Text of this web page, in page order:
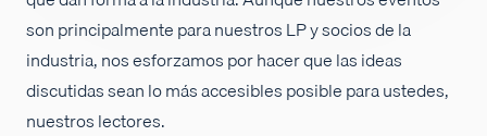
son principalmente para nuestros LP y socios de la
industria, nos esforzamos por hacer que las ideas
discutidas sean lo más accesibles posible para ustedes,
nuestros lectores.